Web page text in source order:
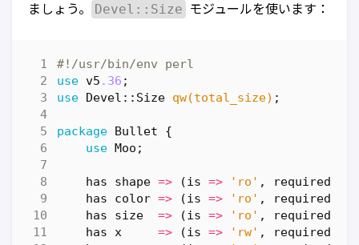
ましょう。
Devel::Size モジュールを使います：
#!/usr/bin/env perl
use v5 .36 ;
use Devel::Size qw(total_size) ;
package Bullet
{
use Moo ;
has shape => (is => 'ro' , required
has
color => (is => 'ro' , required
has
size => (is => 'ro' , required
has x => (is => 'rw' , required